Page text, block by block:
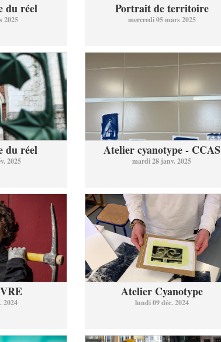
du réel
2025
Portrait de territoire
mercredi 05 mars 2025
du réel
2025
Atelier cyanotype - CCAS
mardi 28 janv. 2025
2024
Atelier Cyanotype
lundi 09 déc. 2024